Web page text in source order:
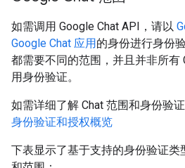
如需调用 Google Chat API，请以
Google Chat 应用的身份进行身份
都需要不同的范围，并且并非所有
用身份验证。
如需详细了解 Chat 范围和身份验
身份验证和授权概览
下表显示了基于支持的身份验证类